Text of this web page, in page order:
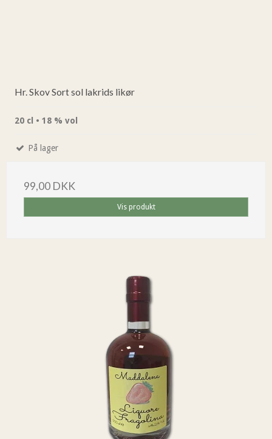
Hr. Skov Sort sol lakrids likør
20 cl • 18 % vol
På lager
99,00 DKK
Vis produkt